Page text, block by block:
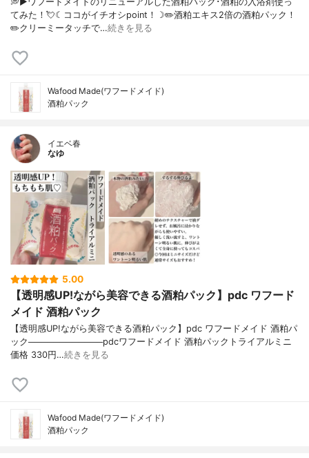
てみた！💘☾ココがイチオシpoint！☽✏️酒粕エキス2倍の酒粕パック！
✏️クリーミータッチで…続きを見る
Wafood Made(ワフードメイド)
酒粕パック
イエベ春
なゆ
5.00
【透明感UP!ながら美容できる酒粕パック】pdc ワフード
メイド 酒粕パック
【透明感UP!ながら美容できる酒粕パック】pdc ワフードメイド 酒粕パ
ック────────────pdcワフードメイド 酒粕パックトライアルミニ
価格 330円…続きを見る
Wafood Made(ワフードメイド)
酒粕パック